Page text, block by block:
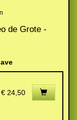
de Grote -
€ 24,50